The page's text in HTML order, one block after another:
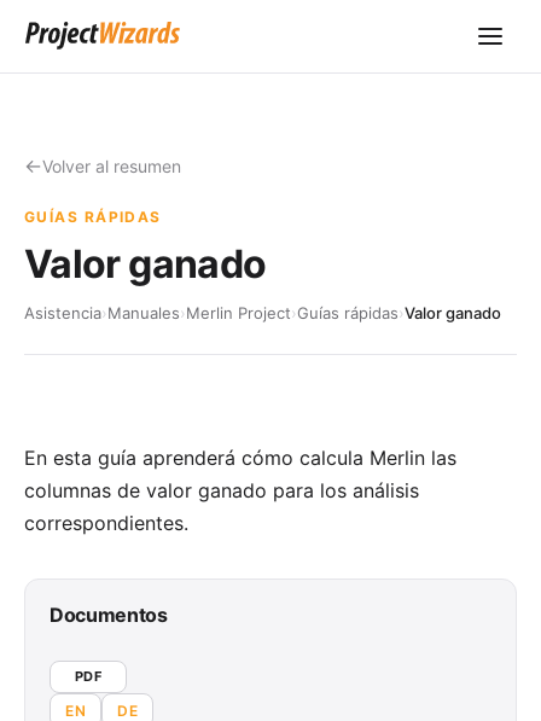
Volver al resumen
GUÍAS RÁPIDAS
Valor ganado
Asistencia›Manuales›Merlin Project›Guías rápidas›Valor ganado
En esta guía aprenderá cómo calcula Merlin las
columnas de valor ganado para los análisis
correspondientes.
Documentos
PDF
EN DE